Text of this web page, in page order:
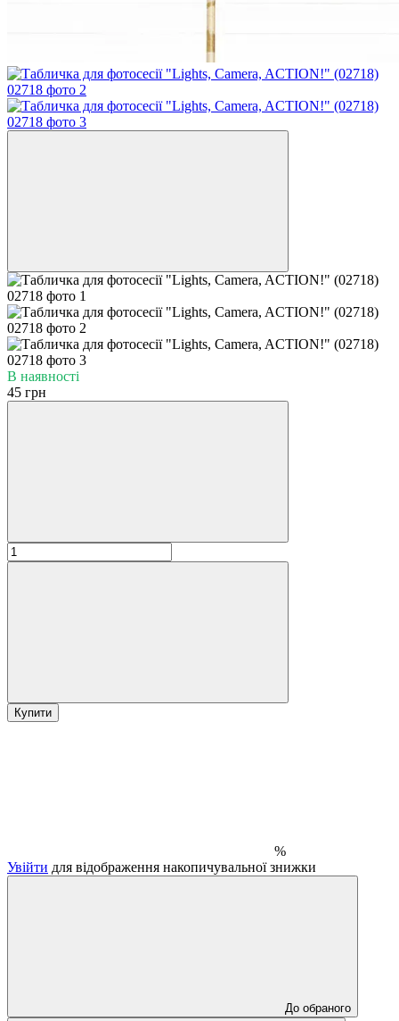
В наявності
45 грн
Купити
%
Увійти для відображення накопичувальної знижки
До обраного